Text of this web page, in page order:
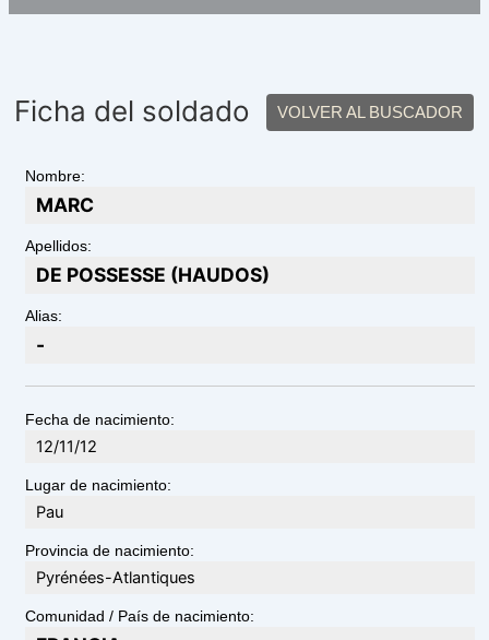
Ficha del soldado VOLVER AL BUSCADOR
Nombre:
MARC
Apellidos:
DE POSSESSE (HAUDOS)
Alias:
-
Fecha de nacimiento:
12/11/12
Lugar de nacimiento:
Pau
Provincia de nacimiento:
Pyrénées-Atlantiques
Comunidad / País de nacimiento: